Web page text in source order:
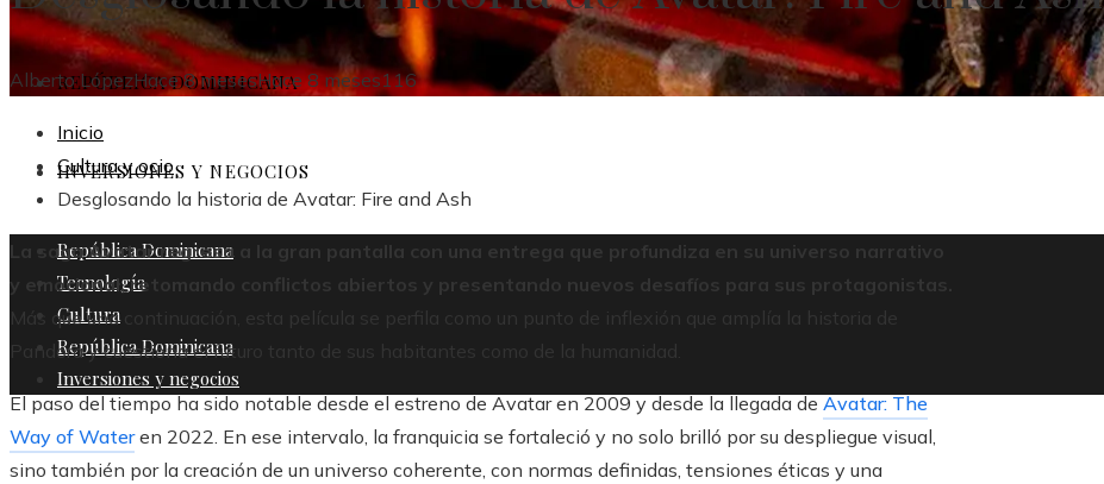
REPÚBLICA DOMINICANA
INVERSIONES Y NEGOCIOS
República Dominicana
Tecnología
Cultura
República Dominicana
Inversiones y negocios
Alberto LópezHace 8 mesesHace 8 meses116
Inicio
Cultura y ocio
Desglosando la historia de Avatar: Fire and Ash
La saga Avatar regresa a la gran pantalla con una entrega que profundiza en su universo narrativo
y emocional, retomando conflictos abiertos y presentando nuevos desafíos para sus protagonistas.
Más que una continuación, esta película se perfila como un punto de inflexión que amplía la historia de
Pandora y cuestiona el futuro tanto de sus habitantes como de la humanidad.
El paso del tiempo ha sido notable desde el estreno de Avatar en 2009 y desde la llegada de Avatar: The
Way of Wateren 2022. En ese intervalo, la franquicia se fortaleció y no solo brilló por su despliegue visual,
sino también por la creación de un universo coherente, con normas definidas, tensiones éticas y una